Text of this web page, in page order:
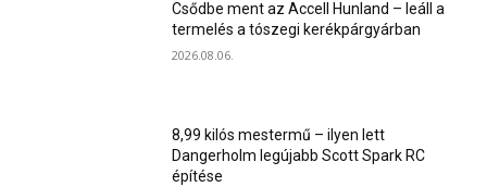
Csődbe ment az Accell Hunland – leáll a
termelés a tószegi kerékpárgyárban
2026.08.06.
8,99 kilós mestermű – ilyen lett
Dangerholm legújabb Scott Spark RC
építése